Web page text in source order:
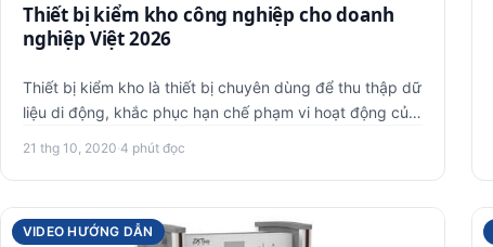
Thiết bị kiểm kho công nghiệp cho doanh
nghiệp Việt 2026
Thiết bị kiểm kho là thiết bị chuyên dùng để thu thập dữ
liệu di động, khắc phục hạn chế phạm vi hoạt động của
21 thg 10, 2020·4 phút đọc
VIDEO HƯỚNG DẪN